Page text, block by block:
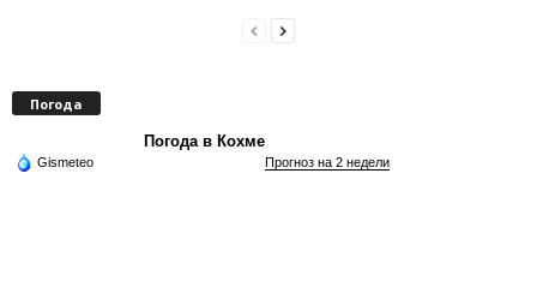
Погода
Погода в Кохме
Gismeteo Прогноз на 2 недели